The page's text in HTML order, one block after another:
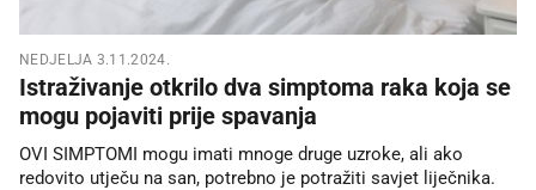
NEDJELJA 3.11.2024.
Istraživanje otkrilo dva simptoma raka koja se
mogu pojaviti prije spavanja
OVI SIMPTOMI mogu imati mnoge druge uzroke, ali ako
redovito utječu na san, potrebno je potražiti savjet liječnika.